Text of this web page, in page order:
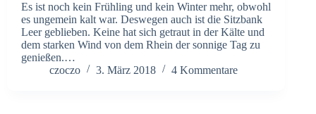
Es ist noch kein Frühling und kein Winter mehr, obwohl
es ungemein kalt war. Deswegen auch ist die Sitzbank
Leer geblieben. Keine hat sich getraut in der Kälte und
dem starken Wind von dem Rhein der sonnige Tag zu
genießen.…
czoczo
3. März 2018 4 Kommentare